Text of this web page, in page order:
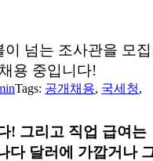
넘는 조사관을 모집
용 중입니다!
Tags: 공개채용, 국세청,
! 그리고 직업 급여는
다 달러에 가깝거나